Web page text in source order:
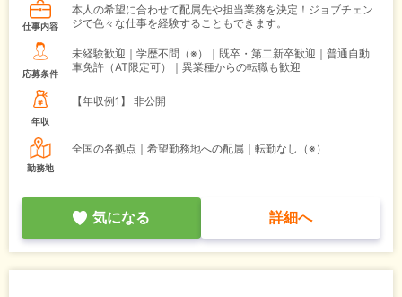
仕事内容
本人の希望に合わせて配属先や担当業務を決定！ジョブチェン
ジで色々な仕事を経験することもできます。
応募条件
未経験歓迎｜学歴不問（※）｜既卒・第二新卒歓迎｜普通自動
車免許（AT限定可）｜異業種からの転職も歓迎
年収
【年収例1】 非公開
勤務地
全国の各拠点｜希望勤務地への配属｜転勤なし（※）
気になる 詳細へ